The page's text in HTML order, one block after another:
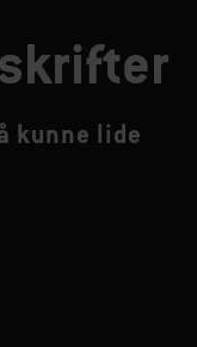
kunne lide